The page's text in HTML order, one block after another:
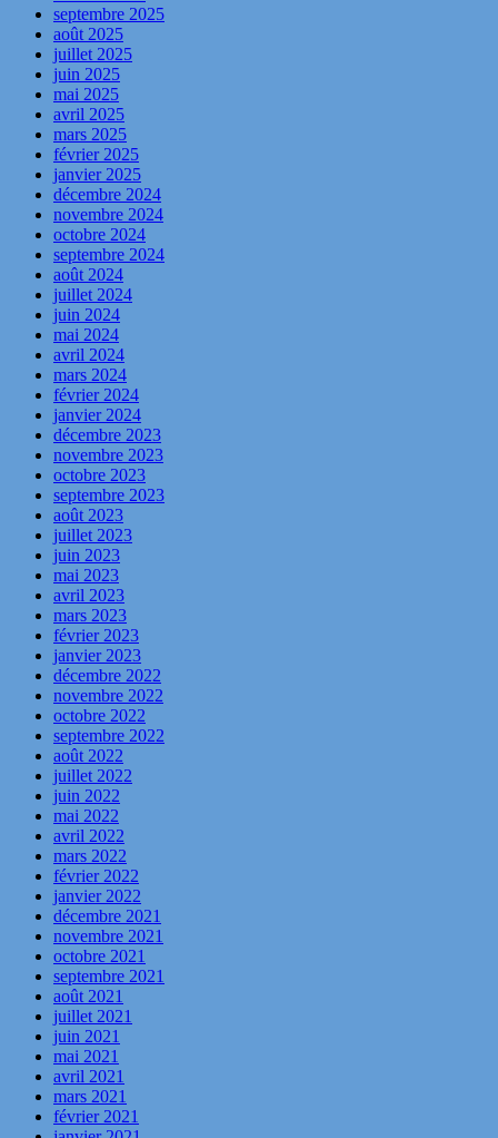
septembre 2025
août 2025
juillet 2025
juin 2025
mai 2025
avril 2025
mars 2025
février 2025
janvier 2025
décembre 2024
novembre 2024
octobre 2024
septembre 2024
août 2024
juillet 2024
juin 2024
mai 2024
avril 2024
mars 2024
février 2024
janvier 2024
décembre 2023
novembre 2023
octobre 2023
septembre 2023
août 2023
juillet 2023
juin 2023
mai 2023
avril 2023
mars 2023
février 2023
janvier 2023
décembre 2022
novembre 2022
octobre 2022
septembre 2022
août 2022
juillet 2022
juin 2022
mai 2022
avril 2022
mars 2022
février 2022
janvier 2022
décembre 2021
novembre 2021
octobre 2021
septembre 2021
août 2021
juillet 2021
juin 2021
mai 2021
avril 2021
mars 2021
février 2021